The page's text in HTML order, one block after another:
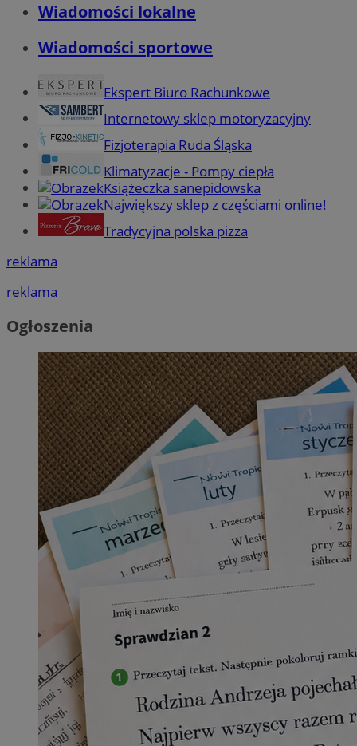
Wiadomości lokalne
Wiadomości sportowe
Ekspert Biuro Rachunkowe
Internetowy sklep motoryzacyjny
Fizjoterapia Ruda Śląska
Klimatyzacje - Pompy ciepła
Książeczka sanepidowska
Największy sklep z częściami online!
Tradycyjna polska pizza
reklama
reklama
Ogłoszenia